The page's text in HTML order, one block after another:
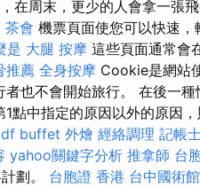
在周末，更少的人會拿一張
茶會 機票頁面使您可以快速
是 大腿 按摩 這些頁面通常會
推薦 全身按摩 Cookie是網站
也不會開始旅行。 在後一
點中指定的原因以外的原因
buffet 外燴 經絡調理 記帳
yahoo關鍵字分析 推拿師 台
劃。 台胞證 香港 台中國術